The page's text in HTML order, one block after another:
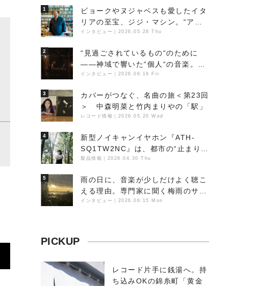
1
ビョークやヌジャベスも愛したイタ
リアの至宝、ジジ・マシン。“アン
ビエントの巨匠”が明かす創作の原
景
インタビュー 2026.05.28 Thu
2
“見過ごされているもの“のために
――神域で響いた“個人“の音楽。冥
丁の『赤城 夜神楽』をレポート
インタビュー 2026.06.19 Fri
3
カバーがつなぐ、名曲の旅＜第23回
＞ 中森明菜と竹内まりやの「駅」
レコード情報 2026.05.20 Wed
4
新型ノイキャンイヤホン『ATH-
SQ1TW2NC』は、都市の“止まり
木”になり得るーシンガーソングラ
製品情報 2026.04.30 Thu
5
雨の日に、音楽が少しだけよく聴こ
える理由。専門家に聞く梅雨のサウ
ンドスケープ
インタビュー 2026.06.15 Mon
PICKUP
レコード片手に銭湯へ。持
ち込みOKの錦糸町「黄金